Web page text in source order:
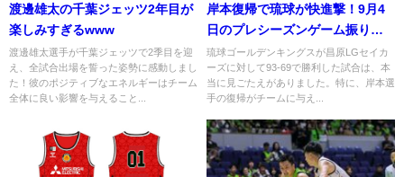
渡邊雄太の千葉ジェッツ2年目が
楽しみすぎるwww
渡邊雄太選手が千葉ジェッツで2季目を迎
え、全試合出場を誓った姿勢に感動しまし
た！彼のポジティブなエネルギーはチーム
全体に良い影響を与えること...
岸本復帰で琉球が快進撃！9月4
日のプレシーズンゲーム振り返
り
琉球ゴールデンキングスが昌原LGセイカ
ーズに対して93-69で勝利した試合は、本
当に見ごたえがありました。特に、岸本選
手の復帰がチームに与え...